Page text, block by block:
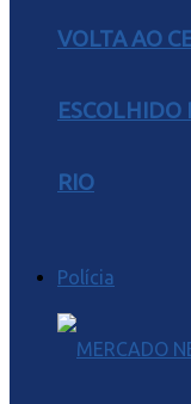
VOLTA AO
ESCOLHIDO
RIO
Polícia